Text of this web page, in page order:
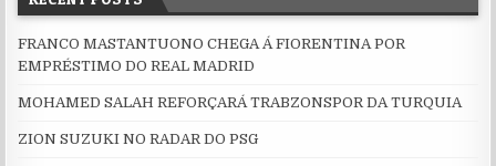
FRANCO MASTANTUONO CHEGA Á FIORENTINA POR
EMPRÉSTIMO DO REAL MADRID
MOHAMED SALAH REFORÇARÁ TRABZONSPOR DA TURQUIA
ZION SUZUKI NO RADAR DO PSG